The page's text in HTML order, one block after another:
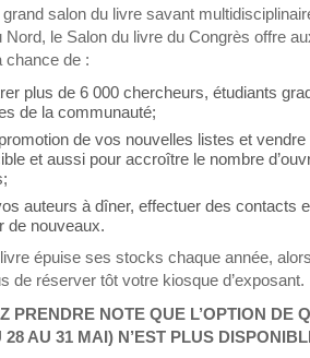
grand salon du livre savant
Nord, le Salon du livre du Congrès offre
chance de :
plus de 6 000 chercheurs, étudiants
de la communauté;
de vos nouvelles listes et vendre
et aussi pour accroître le nombre
auteurs à dîner, effectuer des contacts
de nouveaux.
livre épuise ses stocks chaque année,
de réserver tôt votre kiosque d’exposant.
PRENDRE NOTE QUE L’OPTION DE
28 AU 31 MAI) N’EST PLUS